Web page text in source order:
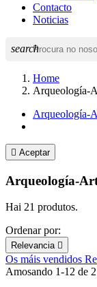
Contacto
Noticias
search
Home
Arqueología-
Arqueología-
 Aceptar
Arqueología-
Hai 21 produtos.
Ordenar por:
Relevancia 
Os máis vendidos
Amosando 1-12 de